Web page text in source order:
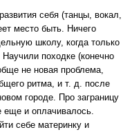
себя (танцы, вокал,
место быть. Ничего
школу, когда только
походке (конечно
не новая проблема,
ритма, и т. д. после
городе. Про заграницу
и оплачивалось.
себе материнку и